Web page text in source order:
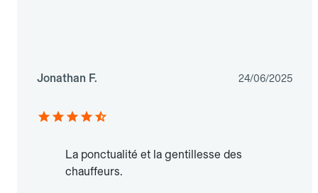
Jonathan F. 24/06/2025
La ponctualité et la gentillesse des
chauffeurs.